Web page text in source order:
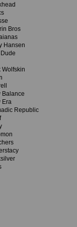
Bros
Hansen
Wolfskin
Balance
Era
Republic